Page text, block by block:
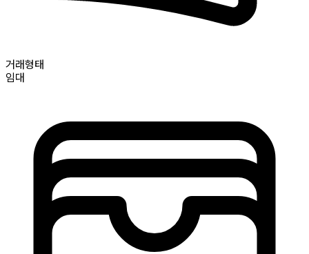
거래형태
임대